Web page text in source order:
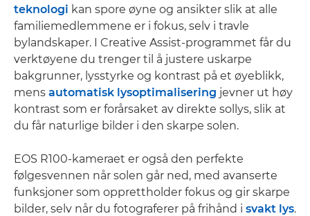
teknologi kan spore øyne og ansikter slik at alle
familiemedlemmene er i fokus, selv i travle
bylandskaper. I Creative Assist-programmet får du
verktøyene du trenger til å justere uskarpe
bakgrunner, lysstyrke og kontrast på et øyeblikk,
mens automatisk lysoptimalisering jevner ut høy
kontrast som er forårsaket av direkte sollys, slik at
du får naturlige bilder i den skarpe solen.
EOS R100-kameraet er også den perfekte
følgesvennen når solen går ned, med avanserte
funksjoner som opprettholder fokus og gir skarpe
bilder, selv når du fotograferer på frihånd i svakt lys.